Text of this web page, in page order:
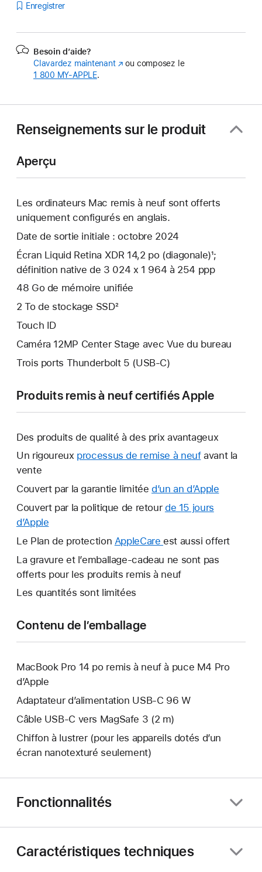
Enregistrer
Besoin d’aide?
Clavardez maintenant(s’ouvre
ou composez le
1 800 MY‑APPLE.
Renseignements sur le produit
Aperçu
Les ordinateurs Mac remis à neuf sont offerts
uniquement configurés en anglais.
Date de sortie initiale : octobre 2024
Écran Liquid Retina XDR 14,2 po (diagonale)¹;
définition native de 3 024 x 1 964 à 254 ppp
48 Go de mémoire unifiée
2 To de stockage SSD²
Touch ID
Caméra 12MP Center Stage avec Vue du bureau
Trois ports Thunderbolt 5 (USB-C)
Produits remis à neuf certifiés Apple
Des produits de qualité à des prix avantageux
Un rigoureux processus de remise à neufavant la
vente
Couvert par la garantie limitée d’un an d’Apple
une
Couvert par la politique de retour de 15 jours
d’Apple
lien
dans
une
nouvelle
Le Plan de protection AppleCare Ce
lien
s’ouvrira
est aussi offert
La gravure et l’emballage-cadeau ne sont pas
offerts pour les produits remis à neuf
Les quantités sont limitées
Contenu de l’emballage
MacBook Pro 14 po remis à neuf à puce M4 Pro
d’Apple
Adaptateur d’alimentation USB-C 96 W
Câble USB-C vers MagSafe 3 (2 m)
Chiffon à lustrer (pour les appareils dotés d’un
écran nanotexturé seulement)
Fonctionnalités
Caractéristiques techniques